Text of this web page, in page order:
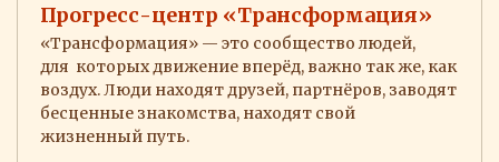
Прогресс-центр «Трансформация»
«Трансформация» — это сообщество людей,
для которых движение вперёд, важно так же, как
воздух. Люди находят друзей, партнёров, заводят
бесценные знакомства, находят свой
жизненный путь.